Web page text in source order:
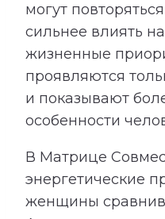
могут
сильнее влиять
жизненные
проявляются
и показывают
особенности
В Матрице
энергетические
женщины